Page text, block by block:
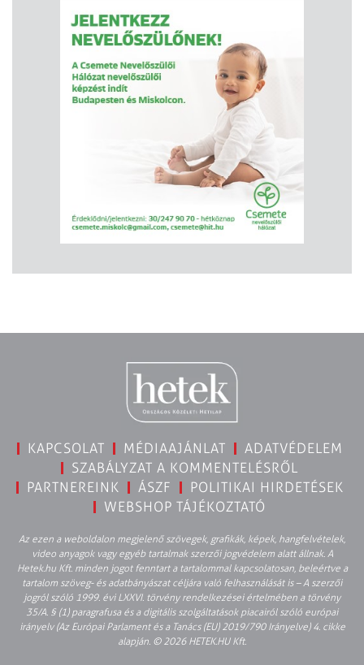
KAPCSOLAT MÉDIAAJÁNLAT
ADATVÉDELEM
SZABÁLYZAT A KOMMENTELÉSRŐL
PARTNEREINK
ÁSZF
POLITIKAI HIRDETÉSEK
WEBSHOP TÁJÉKOZTATÓ
Az ezen a weboldalon megjelenő szövegek, grafikák, képek, hangfelvételek,
video anyagok vagy egyéb tartalmak szerzői jogvédelem alatt állnak. A
Hetek.hu Kft. minden jogot fenntart a tartalommal kapcsolatosan, beleértve a
tartalom szöveg- és adatbányászat céljára való felhasználását is – A szerzői
jogról szóló 1999. évi LXXVI. törvény rendelkezései értelmében a törvény
35/A. § (1) paragrafusa és a digitális szolgáltatások piacairól szóló európai
irányelv (Az Európai Parlament és a Tanács (EU) 2019/790 Irányelve) 4. cikke
alapján. © 2026 HETEK.HU Kft.